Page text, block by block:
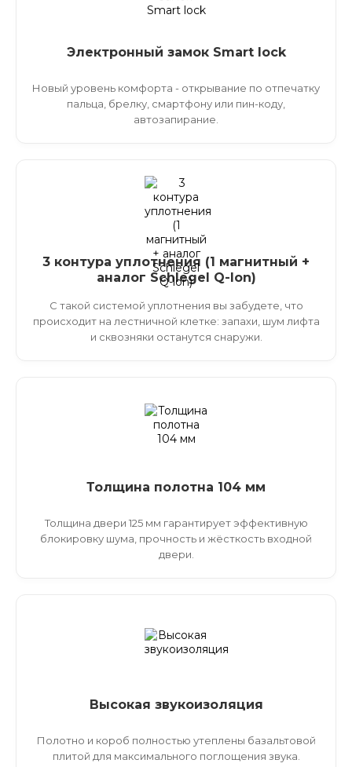
Электронный замок Smart lock
Новый уровень комфорта - открывание по отпечатку
пальца, брелку, смартфону или пин-коду,
автозапирание.
3 контура уплотнения (1 магнитный +
аналог Schlegel Q-lon)
С такой системой уплотнения вы забудете, что
происходит на лестничной клетке: запахи, шум лифта
и сквозняки останутся снаружи.
Толщина полотна 104 мм
Толщина двери 125 мм гарантирует эффективную
блокировку шума, прочность и жёсткость входной
двери.
Высокая звукоизоляция
Полотно и короб полностью утеплены базальтовой
плитой для максимального поглощения звука.